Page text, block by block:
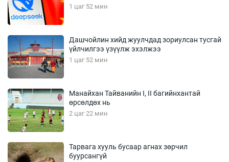
1 цаг 52 мин
Дашчойлин хийд жуулчдад зориулсан тусгай
үйлчилгээ үзүүлж эхэлжээ
1 цаг 52 мин
Манайхан Тайванийн I, II багийнхантай
өрсөлдөх нь
2 цаг 22 мин
Тарвага хууль бусаар агнах зөрчил
буурсангүй